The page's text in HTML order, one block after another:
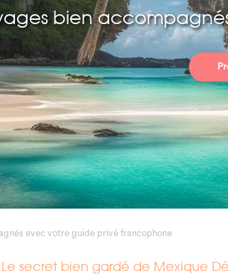
bien
avec votre guide privé francophone
Le secret bien gardé de Mexique